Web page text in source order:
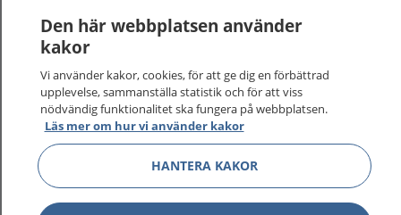
Den här webbplatsen använder
kakor
Vi använder kakor, cookies, för att ge dig en förbättrad
upplevelse, sammanställa statistik och för att viss
nödvändig funktionalitet ska fungera på webbplatsen.
Läs mer om hur vi använder kakor
HANTERA KAKOR